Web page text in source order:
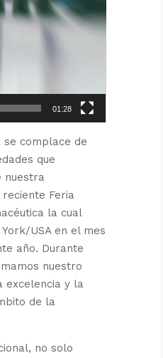
01:28
se complace de
que
nuestra
Feria
la cual
USA en el mes
año. Durante
nuestro
excelencia y la
de la
no solo